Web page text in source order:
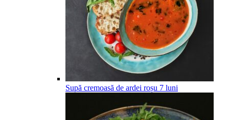
Supă cremoasă de ardei roșu 7 luni